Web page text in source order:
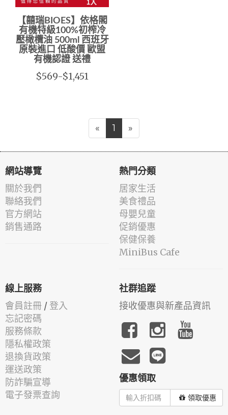
【囍瑞BIOES】依格閣
有機特級100%初榨冷
壓橄欖油 500ml 西班牙
原裝進口 低酸價 歐盟
有機認證 送禮
$569-$1,451
« 1 »
網站導覽
關於我們
聯絡我們
官方網站
銷售通路
熱門分類
居家生活
美食禮品
母嬰兒童
促銷優惠
保健保養
MiniBus Cafe
線上服務
會員註冊 / 登入
忘記密碼
服務條款
隱私權政策
退換貨政策
運送政策
防詐騙宣導
電子發票查詢
社群追蹤
接收優惠與新產品資訊
優惠領取
領取優惠